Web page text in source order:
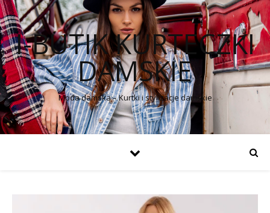
I-BUTIK KURTECZKI
DAMSKIE
Moda damska – Kurtki i stylizacje damskie